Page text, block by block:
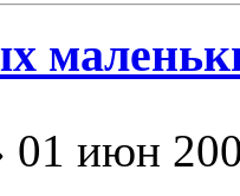
01 июн